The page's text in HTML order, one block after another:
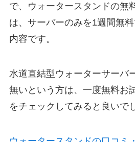
で、ウォータースタンドの無
は、サーバーのみを1週間無
内容です。
水道直結型ウォーターサーバ
無いという方は、一度無料お
をチェックしてみると良いで